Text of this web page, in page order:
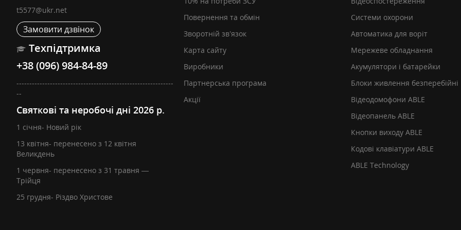
t5577@ukr.net
Замовити дзвінок
Техпідтримка
+38 (096) 984-84-89
-------------------------------------------------------------
--
Святкові та неробочі дні 2026 р.
1 січня- Новий рік
13 квітня- перенесено з 12 квітня
Великдень
1 червня- перенесено з 31 травня —
Трійця
25 грудня- Різдво Христове
Повернення та обмін
Зворотній зв’язок
Карта сайту
Виробники
Партнерська програма
Акції
Системи охорони
Автоматика для воріт
Мережеве обладнання
Акумулятори і батарейки
Блоки живлення безперебійні
Відеодомофони ABLE
Відеопанель ABLE
Кнопки виходу ABLE
Кодові клавіатури ABLE
ABLE Technology